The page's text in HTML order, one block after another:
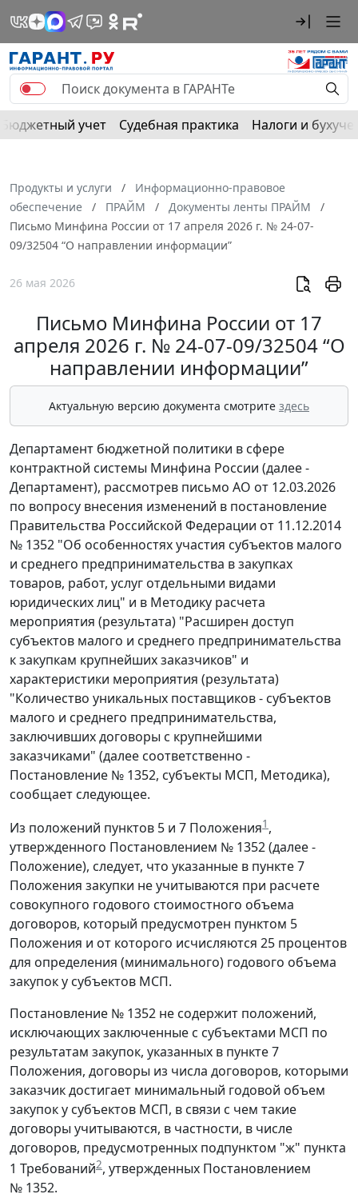
Бюджетный учет Судебная практика Налоги и
Продукты и услуги
Информационно-правовое
обеспечение
ПРАЙМ
Документы ленты ПРАЙМ
Письмо Минфина России от 17 апреля 2026 г. № 24-07-
09/32504 “О направлении информации”
26 мая 2026
Письмо Минфина России от 17
апреля 2026 г. № 24-07-09/32504 “О
направлении информации”
Актуальную версию документа смотрите здесь
Департамент бюджетной политики в сфере
контрактной системы Минфина России (далее -
Департамент), рассмотрев письмо АО от 12.03.2026
по вопросу внесения изменений в постановление
Правительства Российской Федерации от 11.12.2014
№ 1352 "Об особенностях участия субъектов малого
и среднего предпринимательства в закупках
товаров, работ, услуг отдельными видами
юридических лиц" и в Методику расчета
мероприятия (результата) "Расширен доступ
субъектов малого и среднего предпринимательства
к закупкам крупнейших заказчиков" и
характеристики мероприятия (результата)
"Количество уникальных поставщиков - субъектов
малого и среднего предпринимательства,
заключивших договоры с крупнейшими
заказчиками" (далее соответственно -
Постановление № 1352, субъекты МСП, Методика),
сообщает следующее.
Из положений пунктов 5 и 7 Положения1 ,
утвержденного Постановлением № 1352 (далее -
Положение), следует, что указанные в пункте 7
Положения закупки не учитываются при расчете
совокупного годового стоимостного объема
договоров, который предусмотрен пунктом 5
Положения и от которого исчисляются 25 процентов
для определения (минимального) годового объема
закупок у субъектов МСП.
Постановление № 1352 не содержит положений,
исключающих заключенные с субъектами МСП по
результатам закупок, указанных в пункте 7
Положения, договоры из числа договоров, которыми
заказчик достигает минимальный годовой объем
закупок у субъектов МСП, в связи с чем такие
договоры учитываются, в частности, в числе
договоров, предусмотренных подпунктом "ж" пункта
1 Требований2, утвержденных Постановлением
№ 1352.